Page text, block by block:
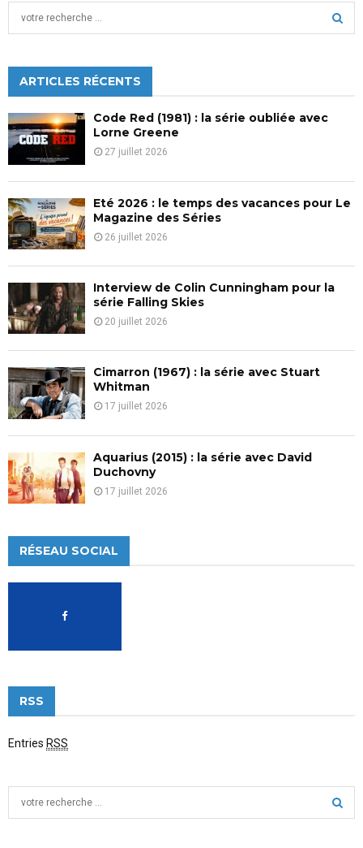
publications
h
f
o
r
:
C
ARTICLES RÉCENTS
Code Red (1981) : la série oubliée avec
Lorne Greene
27 juillet 2026
Eté 2026 : le temps des vacances pour Le
Magazine des Séries
26 juillet 2026
Interview de Colin Cunningham pour la
série Falling Skies
20 juillet 2026
Cimarron (1967) : la série avec Stuart
Whitman
17 juillet 2026
Aquarius (2015) : la série avec David
Duchovny
17 juillet 2026
RÉSEAU SOCIAL
RSS
Entries RSS